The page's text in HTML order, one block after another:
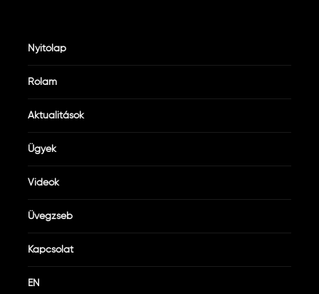
Nyitólap
Rólam
Aktualitások
Ügyek
Videók
Üvegzseb
Kapcsolat
EN